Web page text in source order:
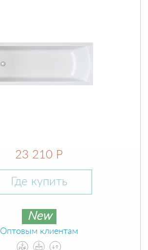
23 210 Р
Где купить
New
Оптовым клиентам